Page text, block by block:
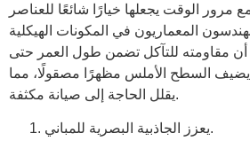
الوقت يجعلها خيارًا شائعًا للعناصر
المعماريون في المكونات الهيكلية
أن مقاومته للتآكل تضمن طول العمر حتى
يضيف السطح الأملس مظهرًا مصقولًا، مما
يقلل الحاجة إلى صيانة مكثفة.
يعزز الجاذبية البصرية للمباني.